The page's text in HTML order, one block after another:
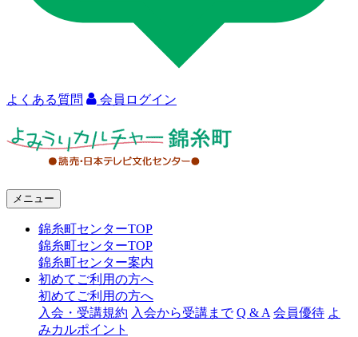
よくある質問 会員ログイン
ャ
メニュー
錦糸町センターTOP
錦糸町センターTOP
錦糸町センター案内
初めてご利用の方へ
初めてご利用の方へ
入会・受講規約 入会から受講まで Q & A 会員優待 よ
みカルポイント